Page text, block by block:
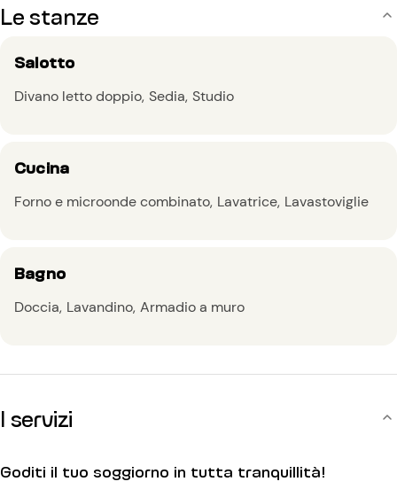
Le stanze
Salotto
Divano letto doppio Sedia Studio
Cucina
Forno e microonde combinato Lavatrice Lavastoviglie
Bagno
Doccia Lavandino Armadio a muro
I servizi
Goditi il tuo soggiorno in tutta tranquillità!